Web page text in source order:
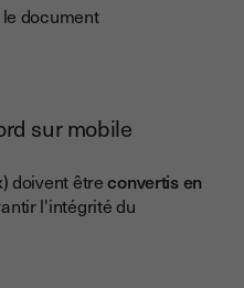
document
sur mobile
doivent êtreconvertis en
l'intégrité du